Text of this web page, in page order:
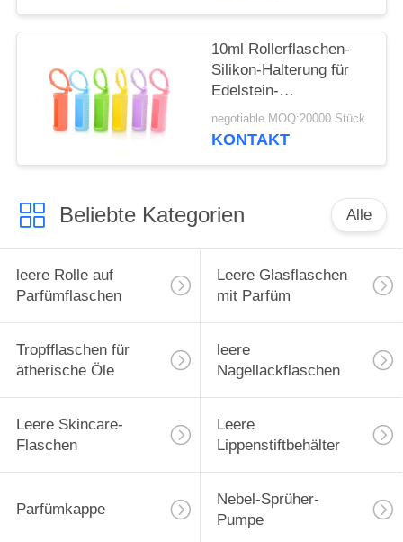
10ml Rollerflaschen-
Silikon-Halterung für
Edelstein-
Rollerflaschen, 5ml
Roll-On-Flaschen,
negotiable MOQ:20000 Stück
KONTAKT
Beliebte Kategorien Alle
leere Rolle auf
Parfümflaschen
Leere Glasflaschen
mit Parfüm
Tropfflaschen für
ätherische Öle
leere
Nagellackflaschen
Leere Skincare-
Flaschen
Leere
Lippenstiftbehälter
Parfümkappe
Nebel-Sprüher-
Pumpe